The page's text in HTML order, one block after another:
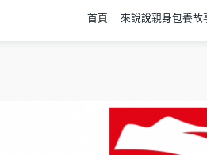
首頁 來說說親身包養故